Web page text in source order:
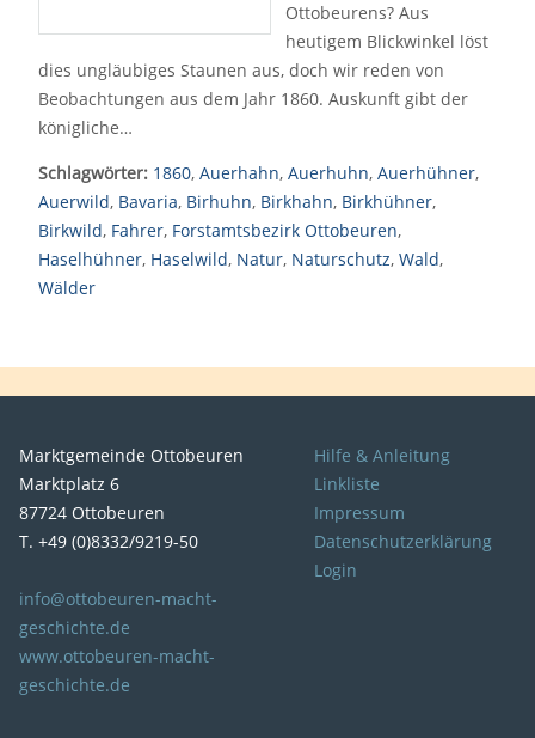
Ottobeurens? Aus
heutigem Blickwinkel löst
dies ungläubiges Staunen aus, doch wir reden von
Beobachtungen aus dem Jahr 1860. Auskunft gibt der
königliche…
Schlagwörter: 1860, Auerhahn, Auerhuhn, Auerhühner,
Auerwild, Bavaria, Birhuhn, Birkhahn, Birkhühner,
Birkwild, Fahrer, Forstamtsbezirk Ottobeuren,
Haselhühner, Haselwild, Natur, Naturschutz, Wald,
Wälder
Marktgemeinde Ottobeuren
Marktplatz 6
87724 Ottobeuren
T. +49 (0)8332/9219-50
info@ottobeuren-macht-
geschichte.de
www.ottobeuren-macht-
geschichte.de
Hilfe & Anleitung
Linkliste
Impressum
Datenschutzerklärung
Login